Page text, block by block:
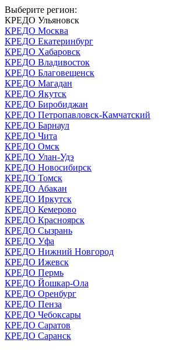
Выберите регион:
КРЕДО Ульяновск
КРЕДО Москва
КРЕДО Екатеринбург
КРЕДО Хабаровск
КРЕДО Владивосток
КРЕДО Благовещенск
КРЕДО Магадан
КРЕДО Якутск
КРЕДО Биробиджан
КРЕДО Петропавловск-Камчатский
КРЕДО Барнаул
КРЕДО Чита
КРЕДО Омск
КРЕДО Улан-Удэ
КРЕДО Новосибирск
КРЕДО Томск
КРЕДО Абакан
КРЕДО Иркутск
КРЕДО Кемерово
КРЕДО Красноярск
КРЕДО Сызрань
КРЕДО Уфа
КРЕДО Нижний Новгород
КРЕДО Ижевск
КРЕДО Пермь
КРЕДО Йошкар-Ола
КРЕДО Оренбург
КРЕДО Пенза
КРЕДО Чебоксары
КРЕДО Саратов
КРЕДО Саранск